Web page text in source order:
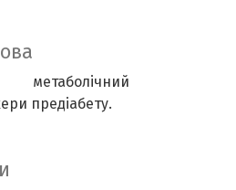
предіабету.